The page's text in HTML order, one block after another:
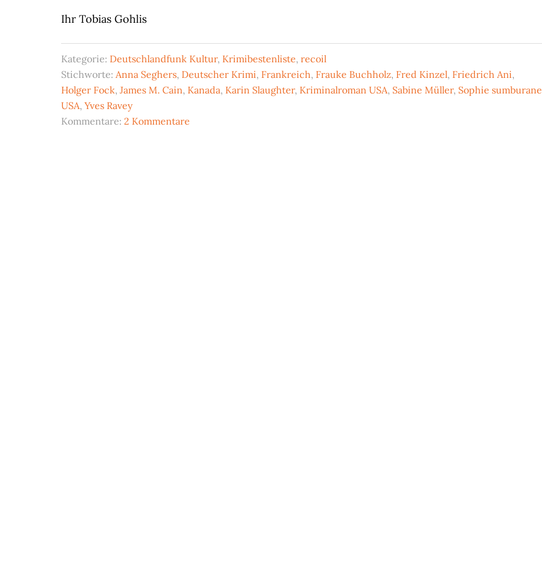
Ihr Tobias Gohlis
Kategorie: Deutschlandfunk Kultur, Krimibestenliste, recoil
Stichworte: Anna Seghers, Deutscher Krimi, Frankreich, Frauke Buchholz, Fred Kinzel, Friedrich Ani,
Holger Fock, James M. Cain, Kanada, Karin Slaughter, Kriminalroman USA, Sabine Müller, Sophie sumburane
USA, Yves Ravey
Kommentare: 2 Kommentare